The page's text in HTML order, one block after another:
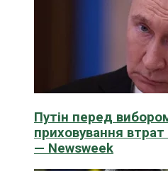
Путін перед
приховування
— Newsweek